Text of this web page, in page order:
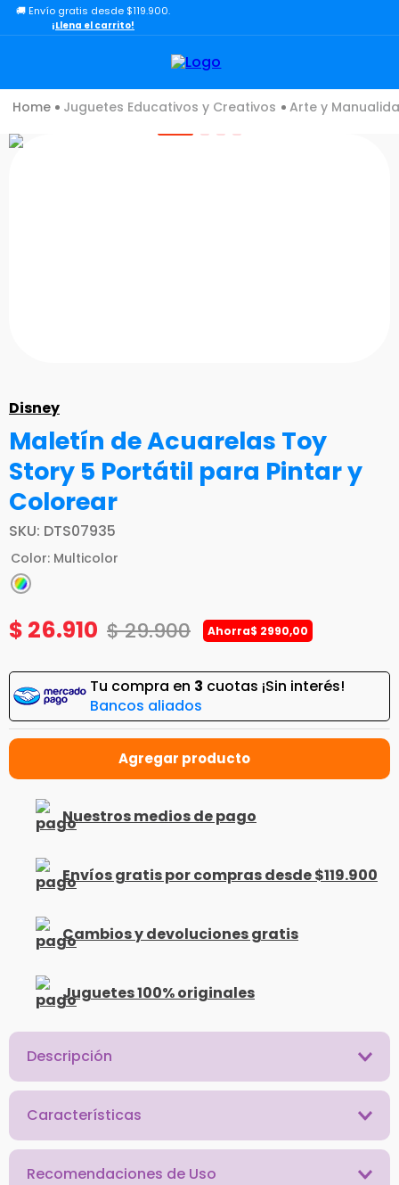
🚚 Envío gratis desde $119.900.
¡Llena el carrito!
Juguetes Educativos y Creativos Arte y
Disney
Maletín de Acuarelas Toy
Story 5 Portátil para Pintar y
Colorear
SKU: DTS07935
Color: Multicolor
$ 26.910 $29.900 Ahorra$ 2990,00
Tu compra en 3 cuotas ¡Sin interés!
Bancos aliados
Nuestros medios de pago
Envíos gratis por compras desde $119.900
Cambios y devoluciones gratis
Juguetes 100% originales
Descripción
Características
Recomendaciones de Uso
TÉRMINOS MÁS BUSCADOS
3.
carro
4